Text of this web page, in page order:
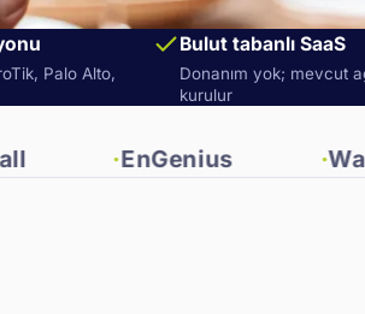
Palo Alto,
Bulut tabanlı SaaS
Donanım yok; mevcut
kurulur
EnGenius WatchGuard